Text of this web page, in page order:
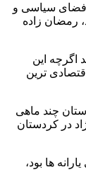
فضای سیاسی و
رمضان زاده
اگرچه این
ترین
محمود احمدی نژاد استاندار کردستان چند ماهی
در کردستان
ها بود،